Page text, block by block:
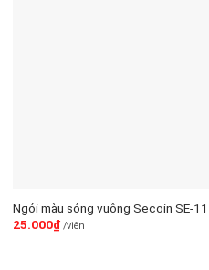
Ngói màu sóng vuông Secoin SE-11
25.000₫/viên